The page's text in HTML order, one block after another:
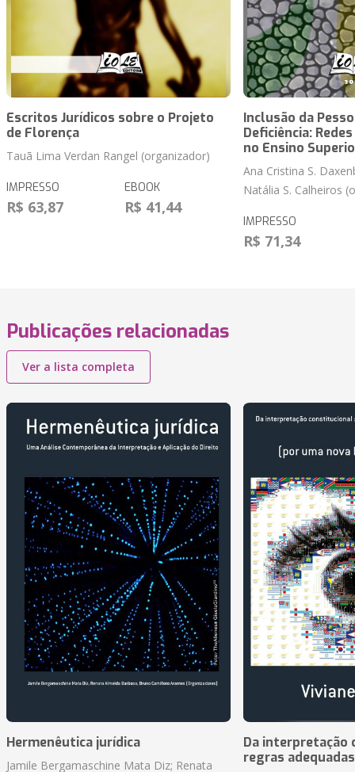
Escritos Jurídicos sobre o Projeto
de Florença
Tauã Lima Verdan Rangel (organizador)
IMPRESSO
R$ 63,87
EBOOK
R$ 41,44
Inclusão da
Deficiência:
no Ensino
Ana Cristina S.
Natália S. Calheiros
IMPRESSO
R$ 71,34
Publicações relacionadas
Ver a lista completa
Hermenêutica jurídica
Jamile Bergamaschine Mata Diz; Renata
Da interpretação
regras